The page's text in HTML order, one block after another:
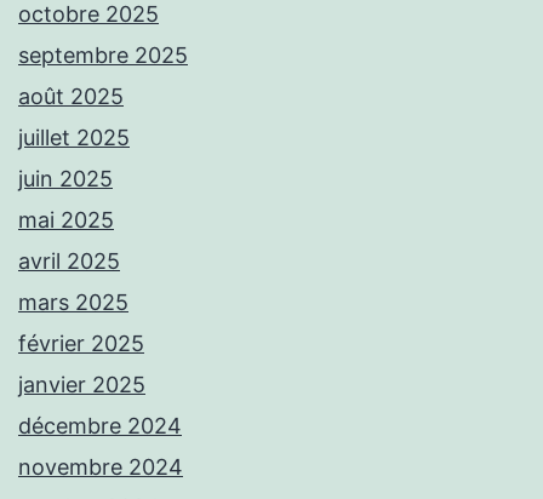
octobre 2025
septembre 2025
août 2025
juillet 2025
juin 2025
mai 2025
avril 2025
mars 2025
février 2025
janvier 2025
décembre 2024
novembre 2024